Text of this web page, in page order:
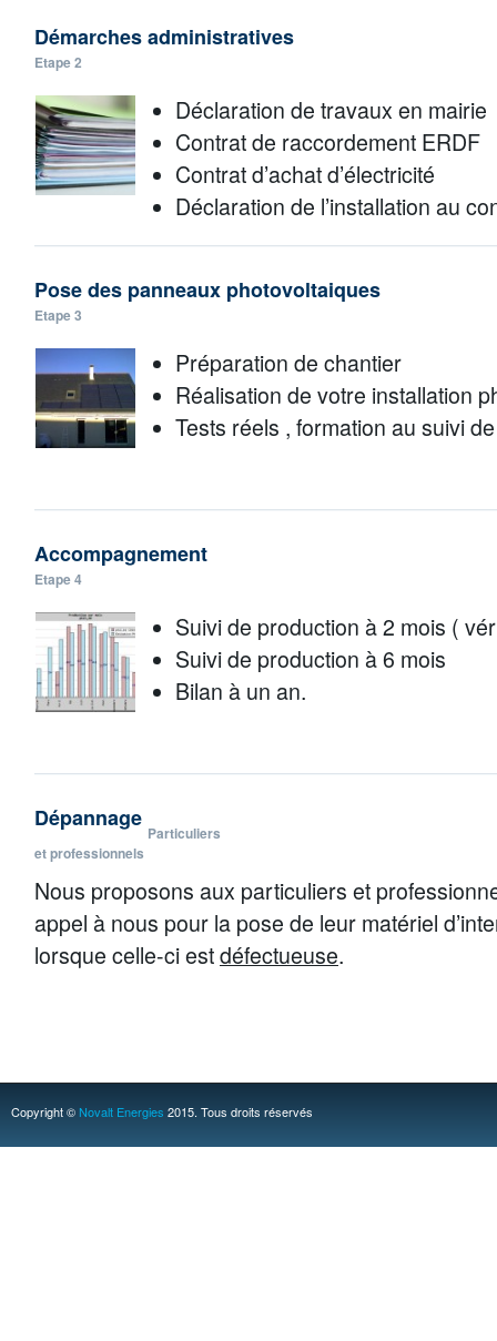
Démarches administratives
Etape 2
Déclaration de travaux en mairie
Contrat de raccordement ERDF
Contrat d’achat d’électricité
Déclaration de l’installation au
Pose des panneaux photovoltaiques
Etape 3
Préparation de chantier
Réalisation de votre installation
Tests réels , formation au suivi
Accompagnement
Etape 4
Suivi de production à 2 mois (
Suivi de production à 6 mois
Bilan à un an.
Dépannage
Particuliers
et professionnels
Nous proposons aux particuliers et
appel à nous pour la pose de leur matériel
lorsque celle-ci estdéfectueuse.
Copyright ©Novalt Energies 2015. Tous droits réservés